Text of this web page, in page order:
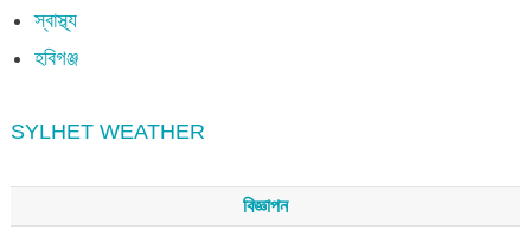
স্বাস্থ্য
হবিগঞ্জ
SYLHET WEATHER
বিজ্ঞাপন